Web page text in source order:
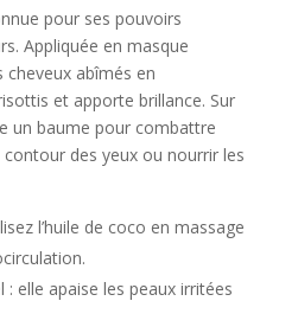
pour ses pouvoirs
Appliquée en masque
cheveux abîmés en
et apporte brillance. Sur
un baume pour combattre
des yeux ou nourrir les
l’huile de coco en massage
: elle apaise les peaux irritées